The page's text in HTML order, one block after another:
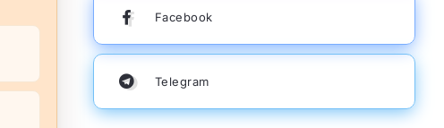
Facebook
Telegram